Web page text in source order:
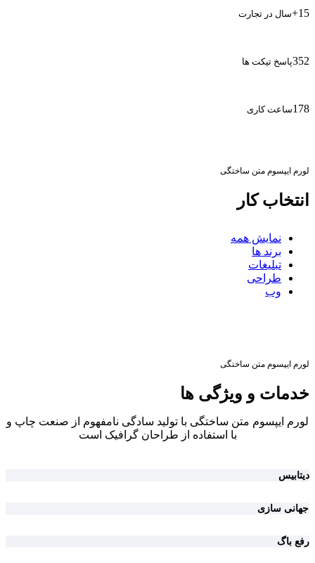
15
+سال در تجارت
352پاسخ تیکت ها
178ساعت کاری
لورم ایپسوم متن ساختگی
انتخاب کار
نمایش همه
برند ها
تبلیغات
طراحی
وب
لورم ایپسوم متن ساختگی
خدمات و ویژگی ها
لورم ایپسوم متن ساختگی با تولید سادگی نامفهوم از صنعت چاپ و
با استفاده از طراحان گرافیک است
دیتابیس
جهانی سازی
رفع باگ